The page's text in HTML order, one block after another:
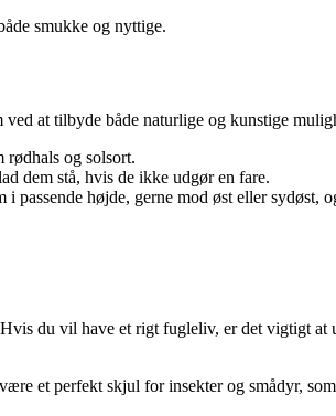
smukke og nyttige.
at tilbyde både naturlige og kunstige
rødhals og solsort.
dem stå, hvis de ikke udgør en fare.
passende højde, gerne mod øst eller sydøst,
du vil have et rigt fugleliv, er det vigtigt
et perfekt skjul for insekter og smådyr,